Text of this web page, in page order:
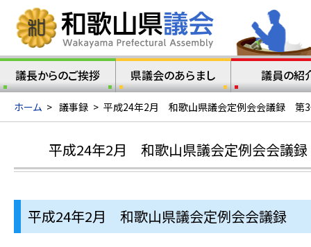
議長からのご挨拶 県議会のあらまし 議員の紹
ホーム > 議事録 > 平成24年2月 和歌山県議会定例会会議録 第3
平成24年2月 和歌山県議会定例会会議録
平成24年2月 和歌山県議会定例会会議録